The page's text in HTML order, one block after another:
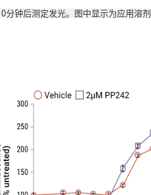
分钟后测定发光。图中显示为应用溶